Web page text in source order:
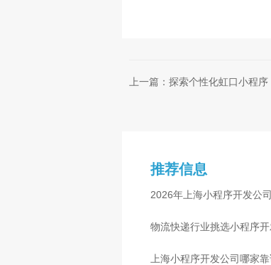
上一篇：探索个性化虹口小程
推荐信息
2026年上海小程序开发公
物流快递行业挑选小程序
心
上海小程序开发公司哪家